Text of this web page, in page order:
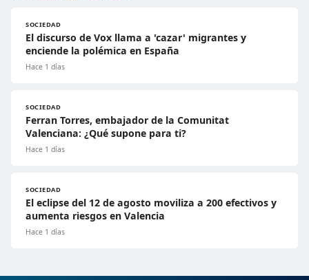
SOCIEDAD
El discurso de Vox llama a 'cazar' migrantes y
enciende la polémica en España
Hace 1 días
SOCIEDAD
Ferran Torres, embajador de la Comunitat
Valenciana: ¿Qué supone para ti?
Hace 1 días
SOCIEDAD
El eclipse del 12 de agosto moviliza a 200 efectivos y
aumenta riesgos en Valencia
Hace 1 días